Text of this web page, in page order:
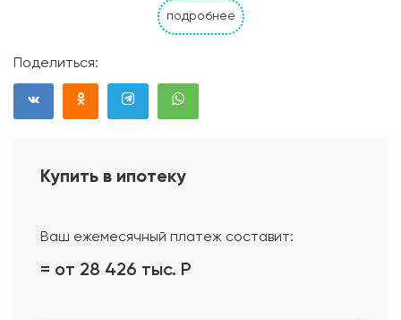
Проект дома
подробнее
Поделиться:
Купить в ипотеку
Ваш ежемесячный платеж составит:
= от 28 426 тыс. Р